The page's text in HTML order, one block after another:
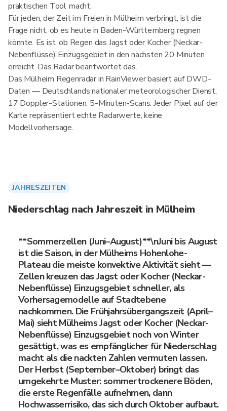
praktischen Tool macht.
Für jeden, der Zeit im Freien in Mülheim verbringt, ist die
Frage nicht, ob es heute in Baden-Württemberg regnen
könnte. Es ist, ob Regen das Jagst oder Kocher (Neckar-
Nebenflüsse) Einzugsgebiet in den nächsten 20 Minuten
erreicht. Das Radar beantwortet das.
Das Mülheim Regenradar in RainViewer basiert auf DWD-
Daten — Deutschlands nationaler meteorologischer Dienst,
17 Doppler-Stationen, 5-Minuten-Scans. Jeder Pixel auf der
Karte repräsentiert echte Radarwerte, keine
Modellvorhersage.
JAHRESZEITEN
Niederschlag nach Jahreszeit in Mülheim
**Sommerzellen (Juni–August)**\nJuni bis August
ist die Saison, in der Mülheims Hohenlohe-
Plateau die meiste konvektive Aktivität sieht —
Zellen kreuzen das Jagst oder Kocher (Neckar-
Nebenflüsse) Einzugsgebiet schneller, als
Vorhersagemodelle auf Stadtebene
nachkommen. Die Frühjahrsübergangszeit (April–
Mai) sieht Mülheims Jagst oder Kocher (Neckar-
Nebenflüsse) Einzugsgebiet noch von Winter
gesättigt, was es empfänglicher für Niederschlag
macht als die nackten Zahlen vermuten lassen.
Der Herbst (September–Oktober) bringt das
umgekehrte Muster: sommertrockenere Böden,
die erste Regenfälle aufnehmen, dann
Hochwasserrisiko, das sich durch Oktober aufbaut.